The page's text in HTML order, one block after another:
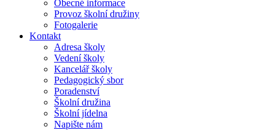
Obecné informace
Provoz školní družiny
Fotogalerie
Kontakt
Adresa školy
Vedení školy
Kancelář školy
Pedagogický sbor
Poradenství
Školní družina
Školní jídelna
Napište nám